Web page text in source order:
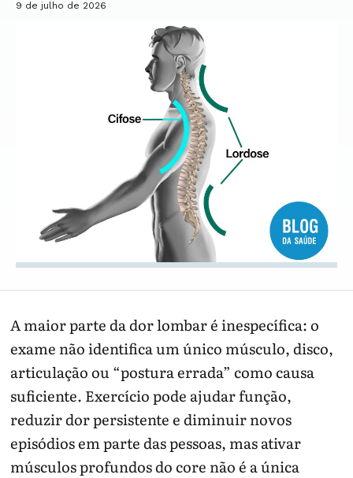
9 de julho de 2026
A maior parte da dor lombar é inespecífica: o
exame não identifica um único músculo, disco,
articulação ou “postura errada” como causa
suficiente. Exercício pode ajudar função,
reduzir dor persistente e diminuir novos
episódios em parte das pessoas, mas ativar
músculos profundos do core não é a única